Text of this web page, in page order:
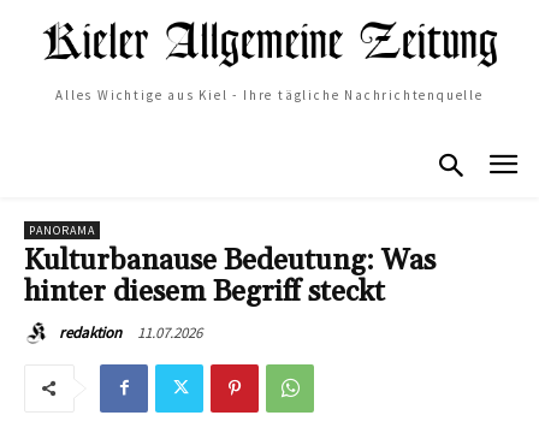
Alles Wichtige aus Kiel - Ihre tägliche Nachrichtenquelle
PANORAMA
Kulturbanause Bedeutung: Was
hinter diesem Begriff steckt
redaktion 11.07.2026